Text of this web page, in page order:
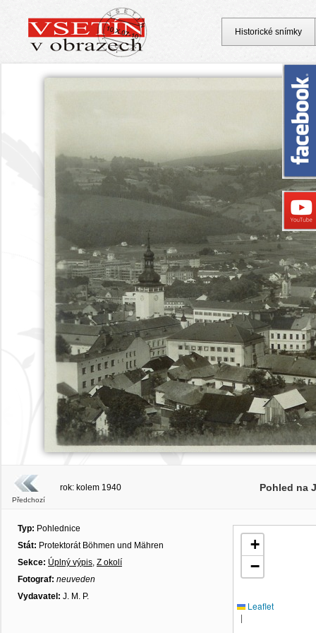
Předchozí
rok: kolem 1940 Pohled na
Typ: Pohlednice
Stát: Protektorát Böhmen und Mähren
Sekce: Úplný výpis, Z okolí
Fotograf: neuveden
Vydavatel: J. M. P.
+
−
Leaflet
|
Historické snímky